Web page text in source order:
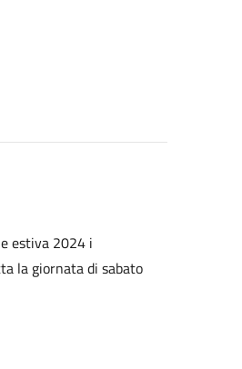
estiva 2024 i
la giornata di sabato